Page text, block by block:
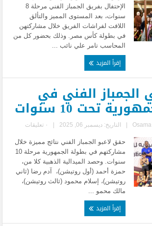
الإحتفال بفريق الجمباز الفني مرحلة 8
سنوات، بعد المستوى المميز والتألق
اللافت لفراشات الفريق خلال مشاركتهن
في بطولة كأس مصر. وذلك بحضور كل من
المحاسب تامر علي نائب ...
إقرأ المزيد
الجمباز الفني في
تحت 10 سنوات
التاريخ: ديسمبر 06, 2025 ٠ تعليقات
حقق لاعبو الجمباز الفني نتائج مميزة خلال
مشاركتهم في بطولة الجمهورية مرحلة 10
سنوات. وحصد الميدالية الذهبية كلا من،
حمزة أحمد (أول روتيشن)، آدم رضا (ثاني
روتيشن)، إسلام محمود (ثالث روتيشن)،
مالك محمو ...
إقرأ المزيد